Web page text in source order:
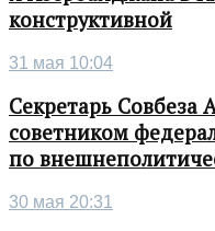
конструктивной
31 мая 10:04
Секретарь Совбеза
советником
по
30 мая 20:31